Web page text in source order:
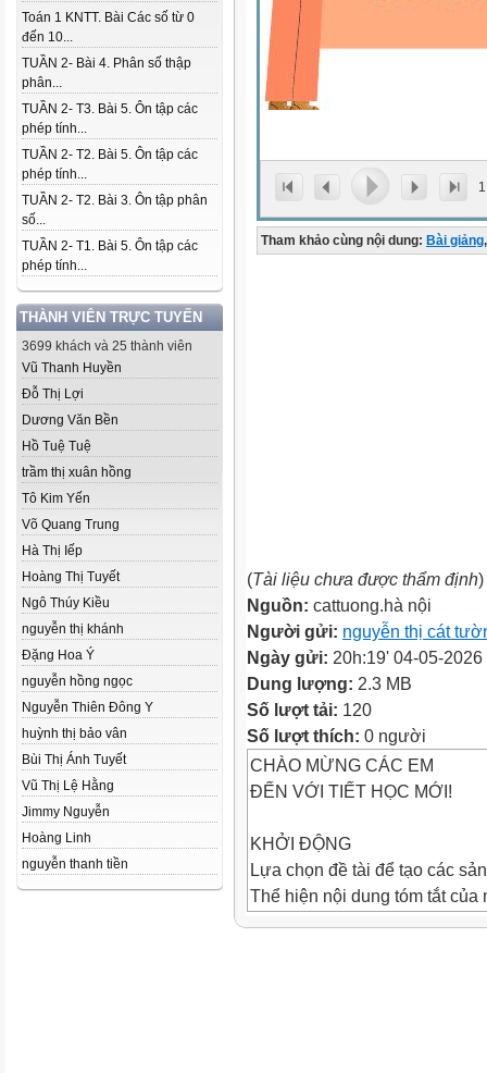
Toán 1 KNTT. Bài Các số từ 0
đến 10...
TUẦN 2- Bài 4. Phân số thập
phân...
TUẦN 2- T3. Bài 5. Ôn tập các
phép tính...
TUẦN 2- T2. Bài 5. Ôn tập các
phép tính...
TUẦN 2- T2. Bài 3. Ôn tập phân
số...
TUẦN 2- T1. Bài 5. Ôn tập các
phép tính...
THÀNH VIÊN TRỰC TUYẾN
3699 khách và 25 thành viên
Vũ Thanh Huyền
Đỗ Thị Lợi
Dương Văn Bền
Hồ Tuệ Tuệ
trầm thị xuân hồng
Tô Kim Yến
Võ Quang Trung
Hà Thị Iếp
Hoàng Thị Tuyết
Ngô Thúy Kiều
nguyễn thị khánh
Đặng Hoa Ý
nguyễn hồng ngọc
Nguyễn Thiên Đông Y
huỳnh thị bảo vân
Bùi Thị Ánh Tuyết
Vũ Thị Lệ Hằng
Jimmy Nguyễn
Hoàng Linh
nguyễn thanh tiền
1
Tham khảo cùng nội dung: Bài giảng,
(Tài liệu chưa được thẩm định)
Nguồn: cattuong.hà nội
Người gửi: nguyễn thị cát
Ngày gửi: 20h:19' 04-05-2026
Dung lượng: 2.3 MB
Số lượt tải: 120
Số lượt thích: 0 người
CHÀO MỪNG CÁC EM
ĐẾN VỚI TIẾT HỌC MỚI!
KHỞI ĐỘNG
Lựa chọn đề tài để tạo các
Thể hiện nội dung tóm tắt của